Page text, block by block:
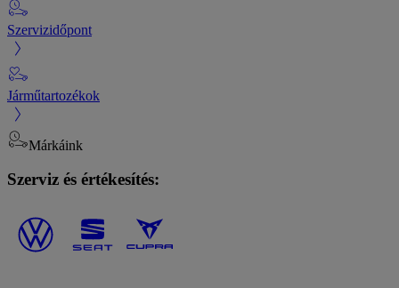
Szervizidőpont
Járműtartozékok
Márkáink
Szerviz és értékesítés: